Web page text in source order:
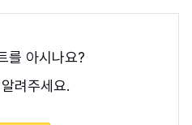
를 아시나요?
려주세요.